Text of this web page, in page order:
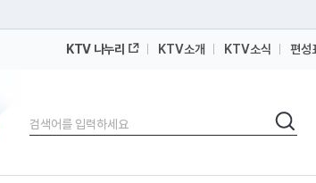
KTV 나누리 KTV소개 KTV소식 편성
검색
검색